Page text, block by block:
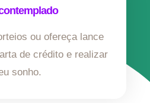
ou ofereça lance
de crédito e realizar
sonho.